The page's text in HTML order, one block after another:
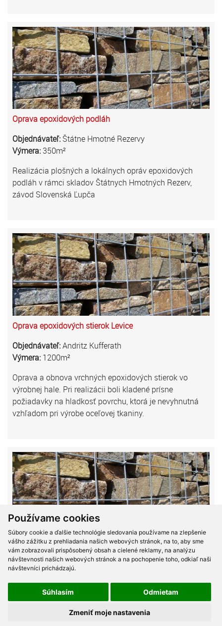
Používame cookies
Súbory cookie a ďalšie technológie sledovania používame na zlepšenie
vášho zážitku z prehliadania našich webových stránok, na to, aby sme
vám zobrazovali prispôsobený obsah a cielené reklamy, na analýzu
návštevnosti našich webových stránok a na pochopenie toho, odkiaľ naši
návštevníci prichádzajú.
Súhlasím Odmietam
Zmeniť moje nastavenia
Oprava epoxidových podláh
Objednávateľ: Štátne Hmotné Rezervy
Výmera: 350m²
Realizácia plošných a lokálnych opráv epoxidových
podláh v rámci skladov Štátnych Hmotných Rezerv,
závod Slovenská Ľupča
Oprava epoxidových stierok Levice
Objednávateľ:Andritz Kufferath
Výmera: 1200m²
Oprava a obnova vrchných epoxidových stierok vo
výrobnej hale. Pri realizácii boli kladené prísne
požiadavky na hladkosť povrchu, ktorá je nevyhnutná
vzhľadom pri výrobe oceľovej tkaniny.
Priesaky betónových konštrukcii krytá plaváreň Banská
Bystrica
25bm
Realizácia hydroizolačných stierok a injektáží
betónových konštrukcii pri rekonštrukcii krytej plavárne v